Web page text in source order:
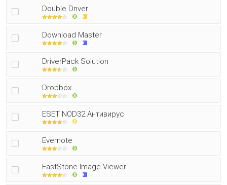
Double Driver
Download Master
DriverPack Solution
Dropbox
ESET NOD32 Антивирус
Evernote
FastStone Image Viewer